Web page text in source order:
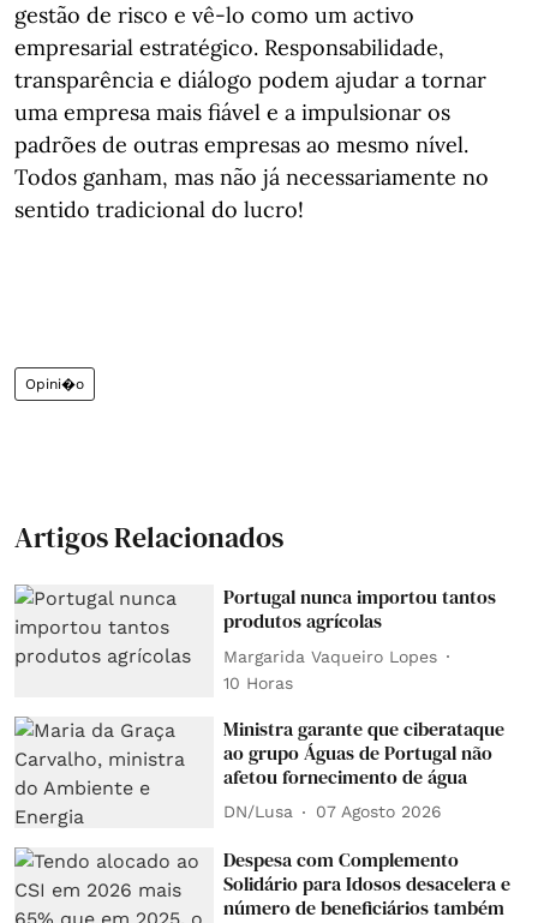
gestão de risco e vê-lo como um activo
empresarial estratégico. Responsabilidade,
transparência e diálogo podem ajudar a tornar
uma empresa mais fiável e a impulsionar os
padrões de outras empresas ao mesmo nível.
Todos ganham, mas não já necessariamente no
sentido tradicional do lucro!
Opini�o
Artigos Relacionados
Portugal nunca importou tantos
produtos agrícolas
Margarida Vaqueiro Lopes
10 Horas
Ministra garante que ciberataque
ao grupo Águas de Portugal não
afetou fornecimento de água
DN/Lusa 07 Agosto 2026
Despesa com Complemento
Solidário para Idosos desacelera e
número de beneficiários também